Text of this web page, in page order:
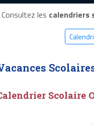
Consultez les calendriers
Scolaire